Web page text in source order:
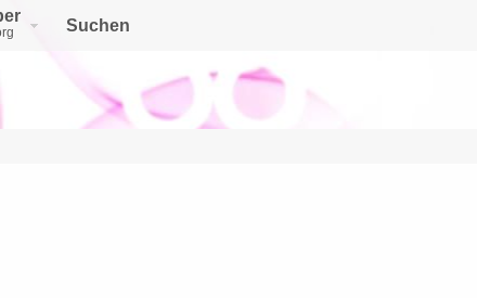
Suchen